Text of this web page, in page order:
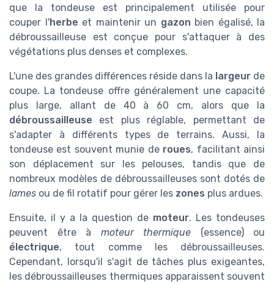
que la tondeuse est principalement utilisée pour
couper l'herbe et maintenir un gazon bien égalisé, la
débroussailleuse est conçue pour s'attaquer à des
végétations plus denses et complexes.
L'une des grandes différences réside dans la largeur de
coupe. La tondeuse offre généralement une capacité
plus large, allant de 40 à 60 cm, alors que la
débroussailleuse est plus réglable, permettant de
s'adapter à différents types de terrains. Aussi, la
tondeuse est souvent munie de roues, facilitant ainsi
son déplacement sur les pelouses, tandis que de
nombreux modèles de débroussailleuses sont dotés de
lames ou de fil rotatif pour gérer les zones plus ardues.
Ensuite, il y a la question de moteur. Les tondeuses
peuvent être à moteur thermique (essence) ou
électrique, tout comme les débroussailleuses.
Cependant, lorsqu'il s'agit de tâches plus exigeantes,
les débroussailleuses thermiques apparaissent souvent